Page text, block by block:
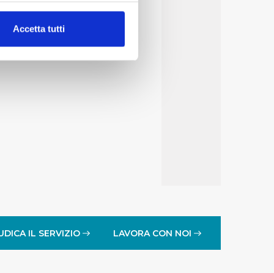
(impronte
Accetta tutti
IL SERVIZIO LAVORA CON NOI